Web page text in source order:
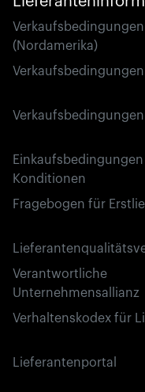
Verkaufsbedingungen
(Nordamerika)
Verkaufsbedingungen
Einkaufsbedingungen
Konditionen
Fragebogen für
Verantwortliche
Unternehmensallianz
Verhaltenskodex für
Lieferantenportal